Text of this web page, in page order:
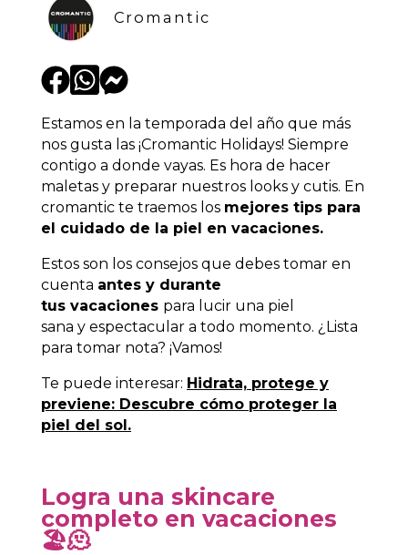
Cromantic
Estamos en la temporada del año que más
nos gusta las ¡Cromantic Holidays! Siempre
contigo a donde vayas. Es hora de hacer
maletas y preparar nuestros looks y cutis. En
cromantic te traemos los mejores tips para
el cuidado de la piel en vacaciones.
Estos son los consejos que debes tomar en
cuenta antes y durante
tus vacaciones para lucir una piel
sana y espectacular a todo momento. ¿Lista
para tomar nota? ¡Vamos!
Te puede interesar: Hidrata, protege y
previene: Descubre cómo proteger la
piel del sol.
Logra una skincare
completo en vacaciones
🏖️🫠